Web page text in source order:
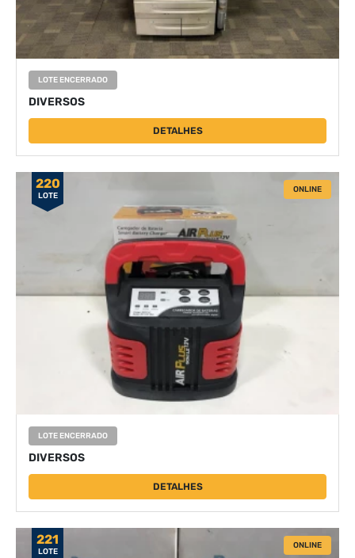
LOTE ENCERRADO
DIVERSOS
DETALHES
220
LOTE
ONLINE
LOTE ENCERRADO
DIVERSOS
DETALHES
221
LOTE
ONLINE